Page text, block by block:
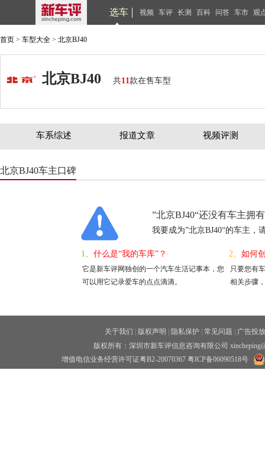
选车 视频 车评 长测 百科 问答 车市 观
首页 > 车型大全 > 北京BJ40
北京BJ40 共11款在售车型
车系综述 报道文章 视频评测
北京BJ40车主口碑
”北京BJ40“还没有车主拥
我要成为”北京BJ40“的车主，
1、 什么是“我的车库”？
它是新车评网独创的一个汽车生活记事本，您
可以用它记录爱车的点点滴滴。
2、 如何
只要您有
相关步骤
关于我们 版权声明 隐私保护 常见问题
广告投放
版权所有：深圳市新车评信息咨询有限公司
增值电信业务经营许可证粤B2-20070367 粤ICP备06090518号